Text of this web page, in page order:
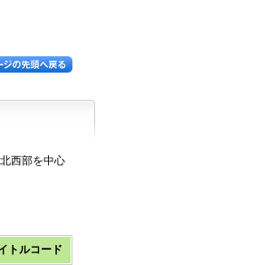
西部を中心
トルコード